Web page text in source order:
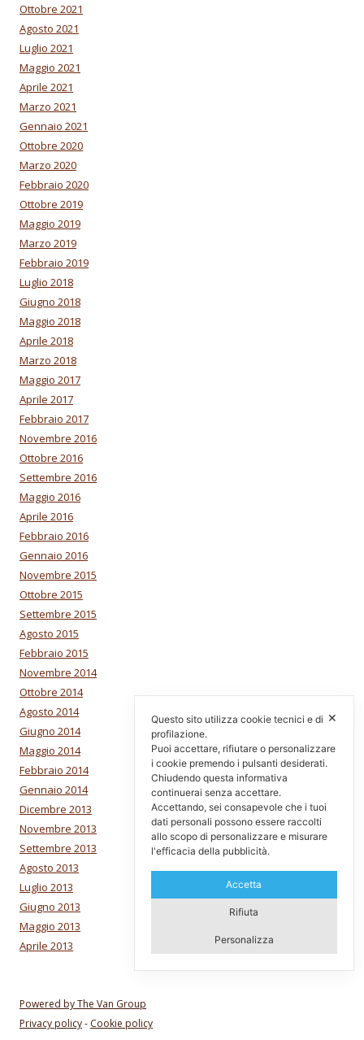
Ottobre 2021
Agosto 2021
Luglio 2021
Maggio 2021
Aprile 2021
Marzo 2021
Gennaio 2021
Ottobre 2020
Marzo 2020
Febbraio 2020
Ottobre 2019
Maggio 2019
Marzo 2019
Febbraio 2019
Luglio 2018
Giugno 2018
Maggio 2018
Aprile 2018
Marzo 2018
Maggio 2017
Aprile 2017
Febbraio 2017
Novembre 2016
Ottobre 2016
Settembre 2016
Maggio 2016
Aprile 2016
Febbraio 2016
Gennaio 2016
Novembre 2015
Ottobre 2015
Settembre 2015
Agosto 2015
Febbraio 2015
Novembre 2014
Ottobre 2014
Agosto 2014
Giugno 2014
Maggio 2014
Febbraio 2014
Gennaio 2014
Dicembre 2013
Novembre 2013
Settembre 2013
Agosto 2013
Luglio 2013
Giugno 2013
Maggio 2013
Aprile 2013
Powered by The Van Group
Privacy policy- Cookie policy
✕
Questo sito utilizza cookie tecnici e di
profilazione.
Puoi accettare, rifiutare o personalizzare
i cookie premendo i pulsanti desiderati.
Chiudendo questa informativa
continuerai senza accettare.
Accettando, sei consapevole che i tuoi
dati personali possono essere raccolti
allo scopo di personalizzare e misurare
l'efficacia della pubblicità.
Accetta
Rifiuta
Personalizza